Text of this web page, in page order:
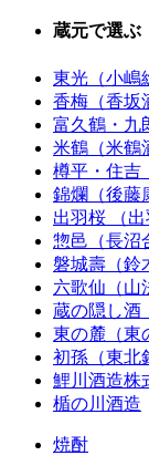
蔵元で選ぶ
東光（小嶋
香梅（香坂
富久鶴・九
米鶴（米鶴
樽平・住吉
錦爛（後藤
出羽桜 （出
惣邑（長沼
磐城壽（鈴
六歌仙（山
蔵の隠し酒
東の麓（東
初孫（東北
鯉川酒造株
楯の川酒造
焼酎